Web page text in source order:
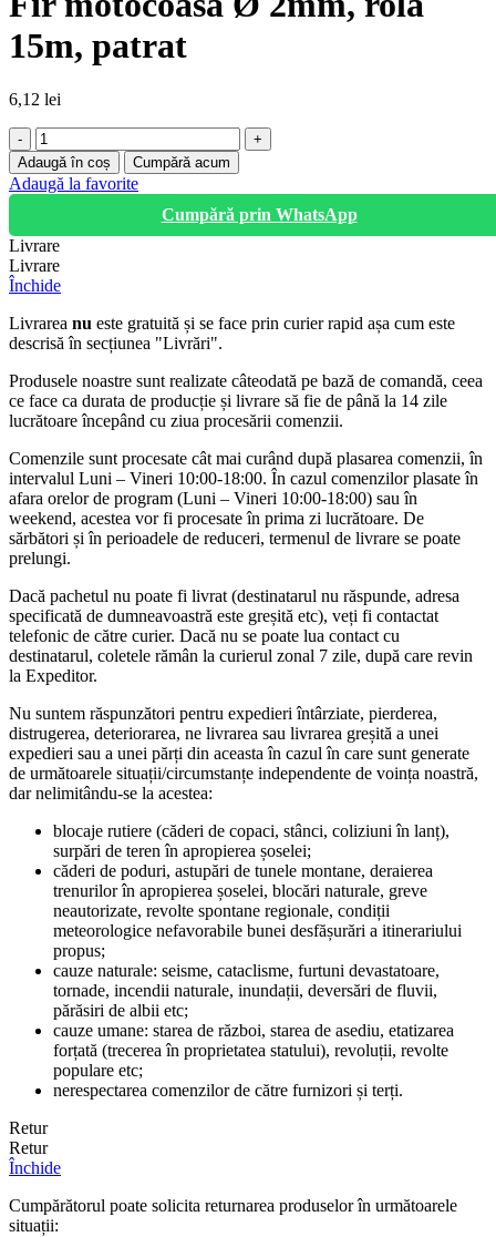
15m, patrat
6,12 lei
Cantitate
Fir
motocoasa
Ø
rola
15m,
patrat
Adaugă în coș Cumpără acum
Adaugă la favorite
Cumpără prin WhatsApp
Livrare
Livrare
Închide
Livrarea nu este gratuită și se face prin curier rapid așa cum este
descrisă în secțiunea "Livrări".
Produsele noastre sunt realizate câteodată pe bază de comandă, ceea
ce face ca durata de producție și livrare să fie de până la 14 zile
lucrătoare începând cu ziua procesării comenzii.
Comenzile sunt procesate cât mai curând după plasarea comenzii, în
intervalul Luni – Vineri 10:00-18:00. În cazul comenzilor plasate în
afara orelor de program (Luni – Vineri 10:00-18:00) sau în
weekend, acestea vor fi procesate în prima zi lucrătoare. De
sărbători și în perioadele de reduceri, termenul de livrare se poate
prelungi.
Dacă pachetul nu poate fi livrat (destinatarul nu răspunde, adresa
specificată de dumneavoastră este greșită etc), veți fi contactat
telefonic de către curier. Dacă nu se poate lua contact cu
destinatarul, coletele rămân la curierul zonal 7 zile, după care revin
la Expeditor.
Nu suntem răspunzători pentru expedieri întârziate, pierderea,
distrugerea, deteriorarea, ne livrarea sau livrarea greșită a unei
expedieri sau a unei părți din aceasta în cazul în care sunt generate
de următoarele situații/circumstanțe independente de voința noastră,
dar nelimitându-se la acestea:
blocaje rutiere (căderi de copaci, stânci, coliziuni în lanț),
surpări de teren în apropierea șoselei;
căderi de poduri, astupări de tunele montane, deraierea
trenurilor în apropierea șoselei, blocări naturale, greve
neautorizate, revolte spontane regionale, condiții
meteorologice nefavorabile bunei desfășurări a itinerariului
propus;
cauze naturale: seisme, cataclisme, furtuni devastatoare,
tornade, incendii naturale, inundații, deversări de fluvii,
părăsiri de albii etc;
cauze umane: starea de război, starea de asediu, etatizarea
forțată (trecerea în proprietatea statului), revoluții, revolte
populare etc;
nerespectarea comenzilor de către furnizori și terți.
Retur
Retur
Închide
Cumpărătorul poate solicita returnarea produselor în următoarele
situații: